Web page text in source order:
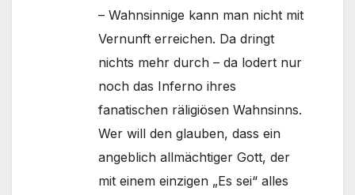
– Wahnsinnige kann man nicht mit
Vernunft erreichen. Da dringt
nichts mehr durch – da lodert nur
noch das Inferno ihres
fanatischen räligiösen Wahnsinns.
Wer will den glauben, dass ein
angeblich allmächtiger Gott, der
mit einem einzigen „Es sei“ alles